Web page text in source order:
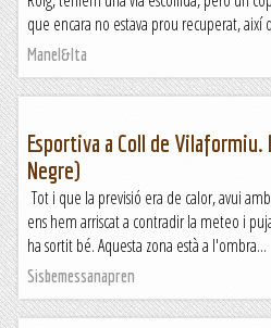
que encara no estava prou recuperat, així
Manel&Ita
Esportiva a Coll de
Negre)
Tot i que la previsió era de calor, avui
ens hem arriscat a contradir la meteo i
ha sortit bé. Aquesta zona està a l'ombra...
Sisbemessanapren